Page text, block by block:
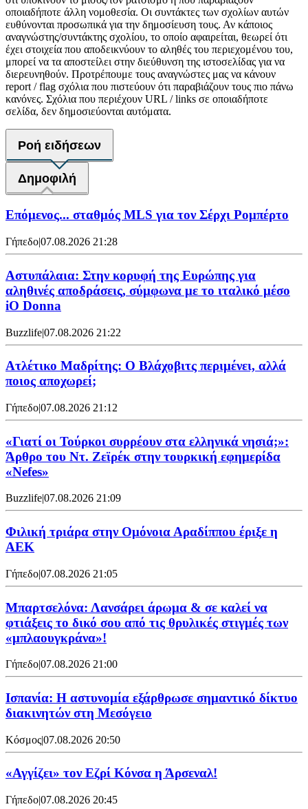
οποιαδήποτε άλλη νομοθεσία. Οι συντάκτες των σχολίων αυτών
ευθύνονται προσωπικά για την δημοσίευση τους. Αν κάποιος
αναγνώστης/συντάκτης σχολίου, το οποίο αφαιρείται, θεωρεί ότι
έχει στοιχεία που αποδεικνύουν το αληθές του περιεχομένου του,
μπορεί να τα αποστείλει στην διεύθυνση της ιστοσελίδας για να
διερευνηθούν. Προτρέπουμε τους αναγνώστες μας να κάνουν
report / flag σχόλια που πιστεύουν ότι παραβιάζουν τους πιο πάνω
κανόνες. Σχόλια που περιέχουν URL / links σε οποιαδήποτε
σελίδα, δεν δημοσιεύονται αυτόματα.
Ροή ειδήσεων
Δημοφιλή
Επόμενος... σταθμός MLS για τον Σέρχι Ρομπέρτο
Γήπεδο|07.08.2026 21:28
Αστυπάλαια: Στην κορυφή της Ευρώπης για
αληθινές αποδράσεις, σύμφωνα με το ιταλικό μέσο
iO Donna
Buzzlife|07.08.2026 21:22
Ατλέτικο Μαδρίτης: Ο Βλάχοβιτς περιμένει, αλλά
ποιος αποχωρεί;
Γήπεδο|07.08.2026 21:12
«Γιατί οι Τούρκοι συρρέουν στα ελληνικά νησιά;»:
Άρθρο του Ντ. Ζεϊρέκ στην τουρκική εφημερίδα
«Nefes»
Buzzlife|07.08.2026 21:09
Φιλική τριάρα στην Ομόνοια Αραδίππου έριξε η
ΑΕΚ
Γήπεδο|07.08.2026 21:05
Μπαρτσελόνα: Λανσάρει άρωμα & σε καλεί να
φτιάξεις το δικό σου από τις θρυλικές στιγμές των
«μπλαουγκράνα»!
Γήπεδο|07.08.2026 21:00
Ισπανία: Η αστυνομία εξάρθρωσε σημαντικό δίκτυο
διακινητών στη Μεσόγειο
Κόσμος|07.08.2026 20:50
«Αγγίζει» τον Εζρί Κόνσα η Άρσεναλ!
Γήπεδο|07.08.2026 20:45